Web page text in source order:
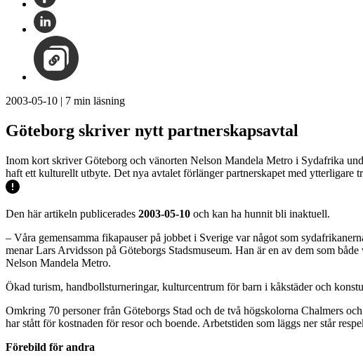
2003-05-10 | 7 min läsning
Göteborg skriver nytt partnerskapsavtal
Inom kort skriver Göteborg och vänorten Nelson Mandela Metro i Sydafrika
haft ett kulturellt utbyte. Det nya avtalet förlänger partnerskapet med ytterligare
Den här artikeln publicerades 2003-05-10 och kan ha hunnit bli inaktuell.
– Våra gemensamma fikapauser på jobbet i Sverige var något som
menar Lars Arvidsson på Göteborgs Stadsmuseum. Han är en av dem som
Nelson Mandela Metro.
Ökad turism, handbollsturneringar, kulturcentrum för barn i kåkstäder och
Omkring 70 personer från Göteborgs Stad och de två högskolorna Chalmers
har stått för kostnaden för resor och boende. Arbetstiden som läggs ner står
Förebild för andra